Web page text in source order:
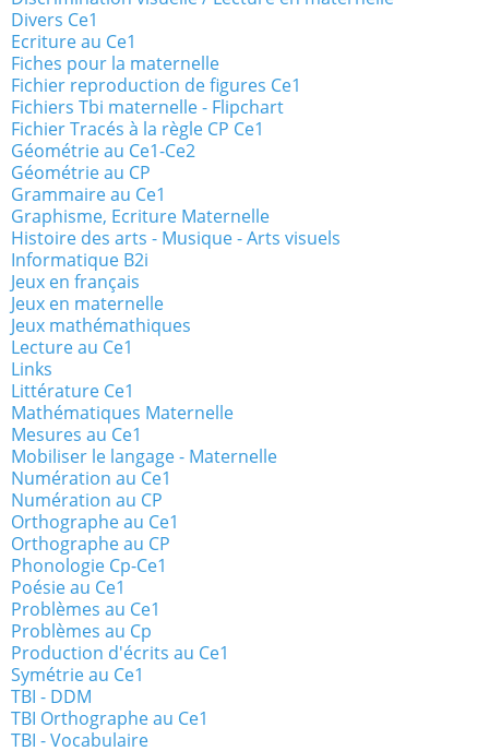
Divers Ce1
Ecriture au Ce1
Fiches pour la maternelle
Fichier reproduction de figures Ce1
Fichiers Tbi maternelle - Flipchart
Fichier Tracés à la règle CP Ce1
Géométrie au Ce1-Ce2
Géométrie au CP
Grammaire au Ce1
Graphisme, Ecriture Maternelle
Histoire des arts - Musique - Arts visuels
Informatique B2i
Jeux en français
Jeux en maternelle
Jeux mathémathiques
Lecture au Ce1
Links
Littérature Ce1
Mathématiques Maternelle
Mesures au Ce1
Mobiliser le langage - Maternelle
Numération au Ce1
Numération au CP
Orthographe au Ce1
Orthographe au CP
Phonologie Cp-Ce1
Poésie au Ce1
Problèmes au Ce1
Problèmes au Cp
Production d'écrits au Ce1
Symétrie au Ce1
TBI - DDM
TBI Orthographe au Ce1
TBI - Vocabulaire